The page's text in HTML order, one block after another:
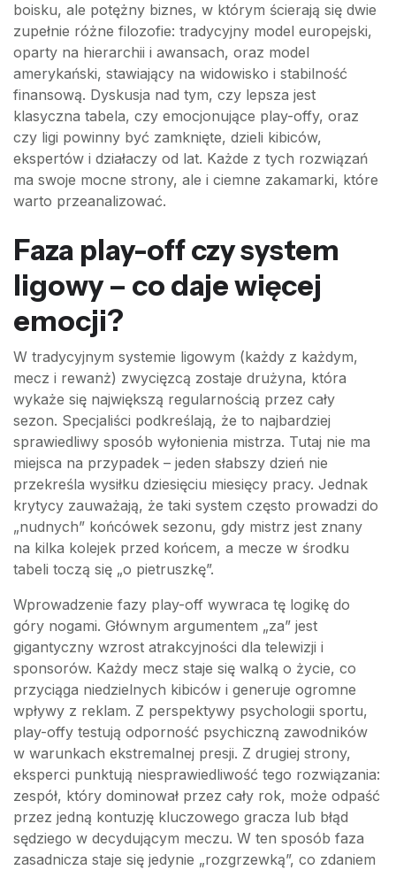
boisku, ale potężny biznes, w którym ścierają się dwie
zupełnie różne filozofie: tradycyjny model europejski,
oparty na hierarchii i awansach, oraz model
amerykański, stawiający na widowisko i stabilność
finansową. Dyskusja nad tym, czy lepsza jest
klasyczna tabela, czy emocjonujące play-offy, oraz
czy ligi powinny być zamknięte, dzieli kibiców,
ekspertów i działaczy od lat. Każde z tych rozwiązań
ma swoje mocne strony, ale i ciemne zakamarki, które
warto przeanalizować.
Faza play-off czy system
ligowy – co daje więcej
emocji?
W tradycyjnym systemie ligowym (każdy z każdym,
mecz i rewanż) zwycięzcą zostaje drużyna, która
wykaże się największą regularnością przez cały
sezon. Specjaliści podkreślają, że to najbardziej
sprawiedliwy sposób wyłonienia mistrza. Tutaj nie ma
miejsca na przypadek – jeden słabszy dzień nie
przekreśla wysiłku dziesięciu miesięcy pracy. Jednak
krytycy zauważają, że taki system często prowadzi do
„nudnych” końcówek sezonu, gdy mistrz jest znany
na kilka kolejek przed końcem, a mecze w środku
tabeli toczą się „o pietruszkę”.
Wprowadzenie fazy play-off wywraca tę logikę do
góry nogami. Głównym argumentem „za” jest
gigantyczny wzrost atrakcyjności dla telewizji i
sponsorów. Każdy mecz staje się walką o życie, co
przyciąga niedzielnych kibiców i generuje ogromne
wpływy z reklam. Z perspektywy psychologii sportu,
play-offy testują odporność psychiczną zawodników
w warunkach ekstremalnej presji. Z drugiej strony,
eksperci punktują niesprawiedliwość tego rozwiązania:
zespół, który dominował przez cały rok, może odpaść
przez jedną kontuzję kluczowego gracza lub błąd
sędziego w decydującym meczu. W ten sposób faza
zasadnicza staje się jedynie „rozgrzewką”, co zdaniem